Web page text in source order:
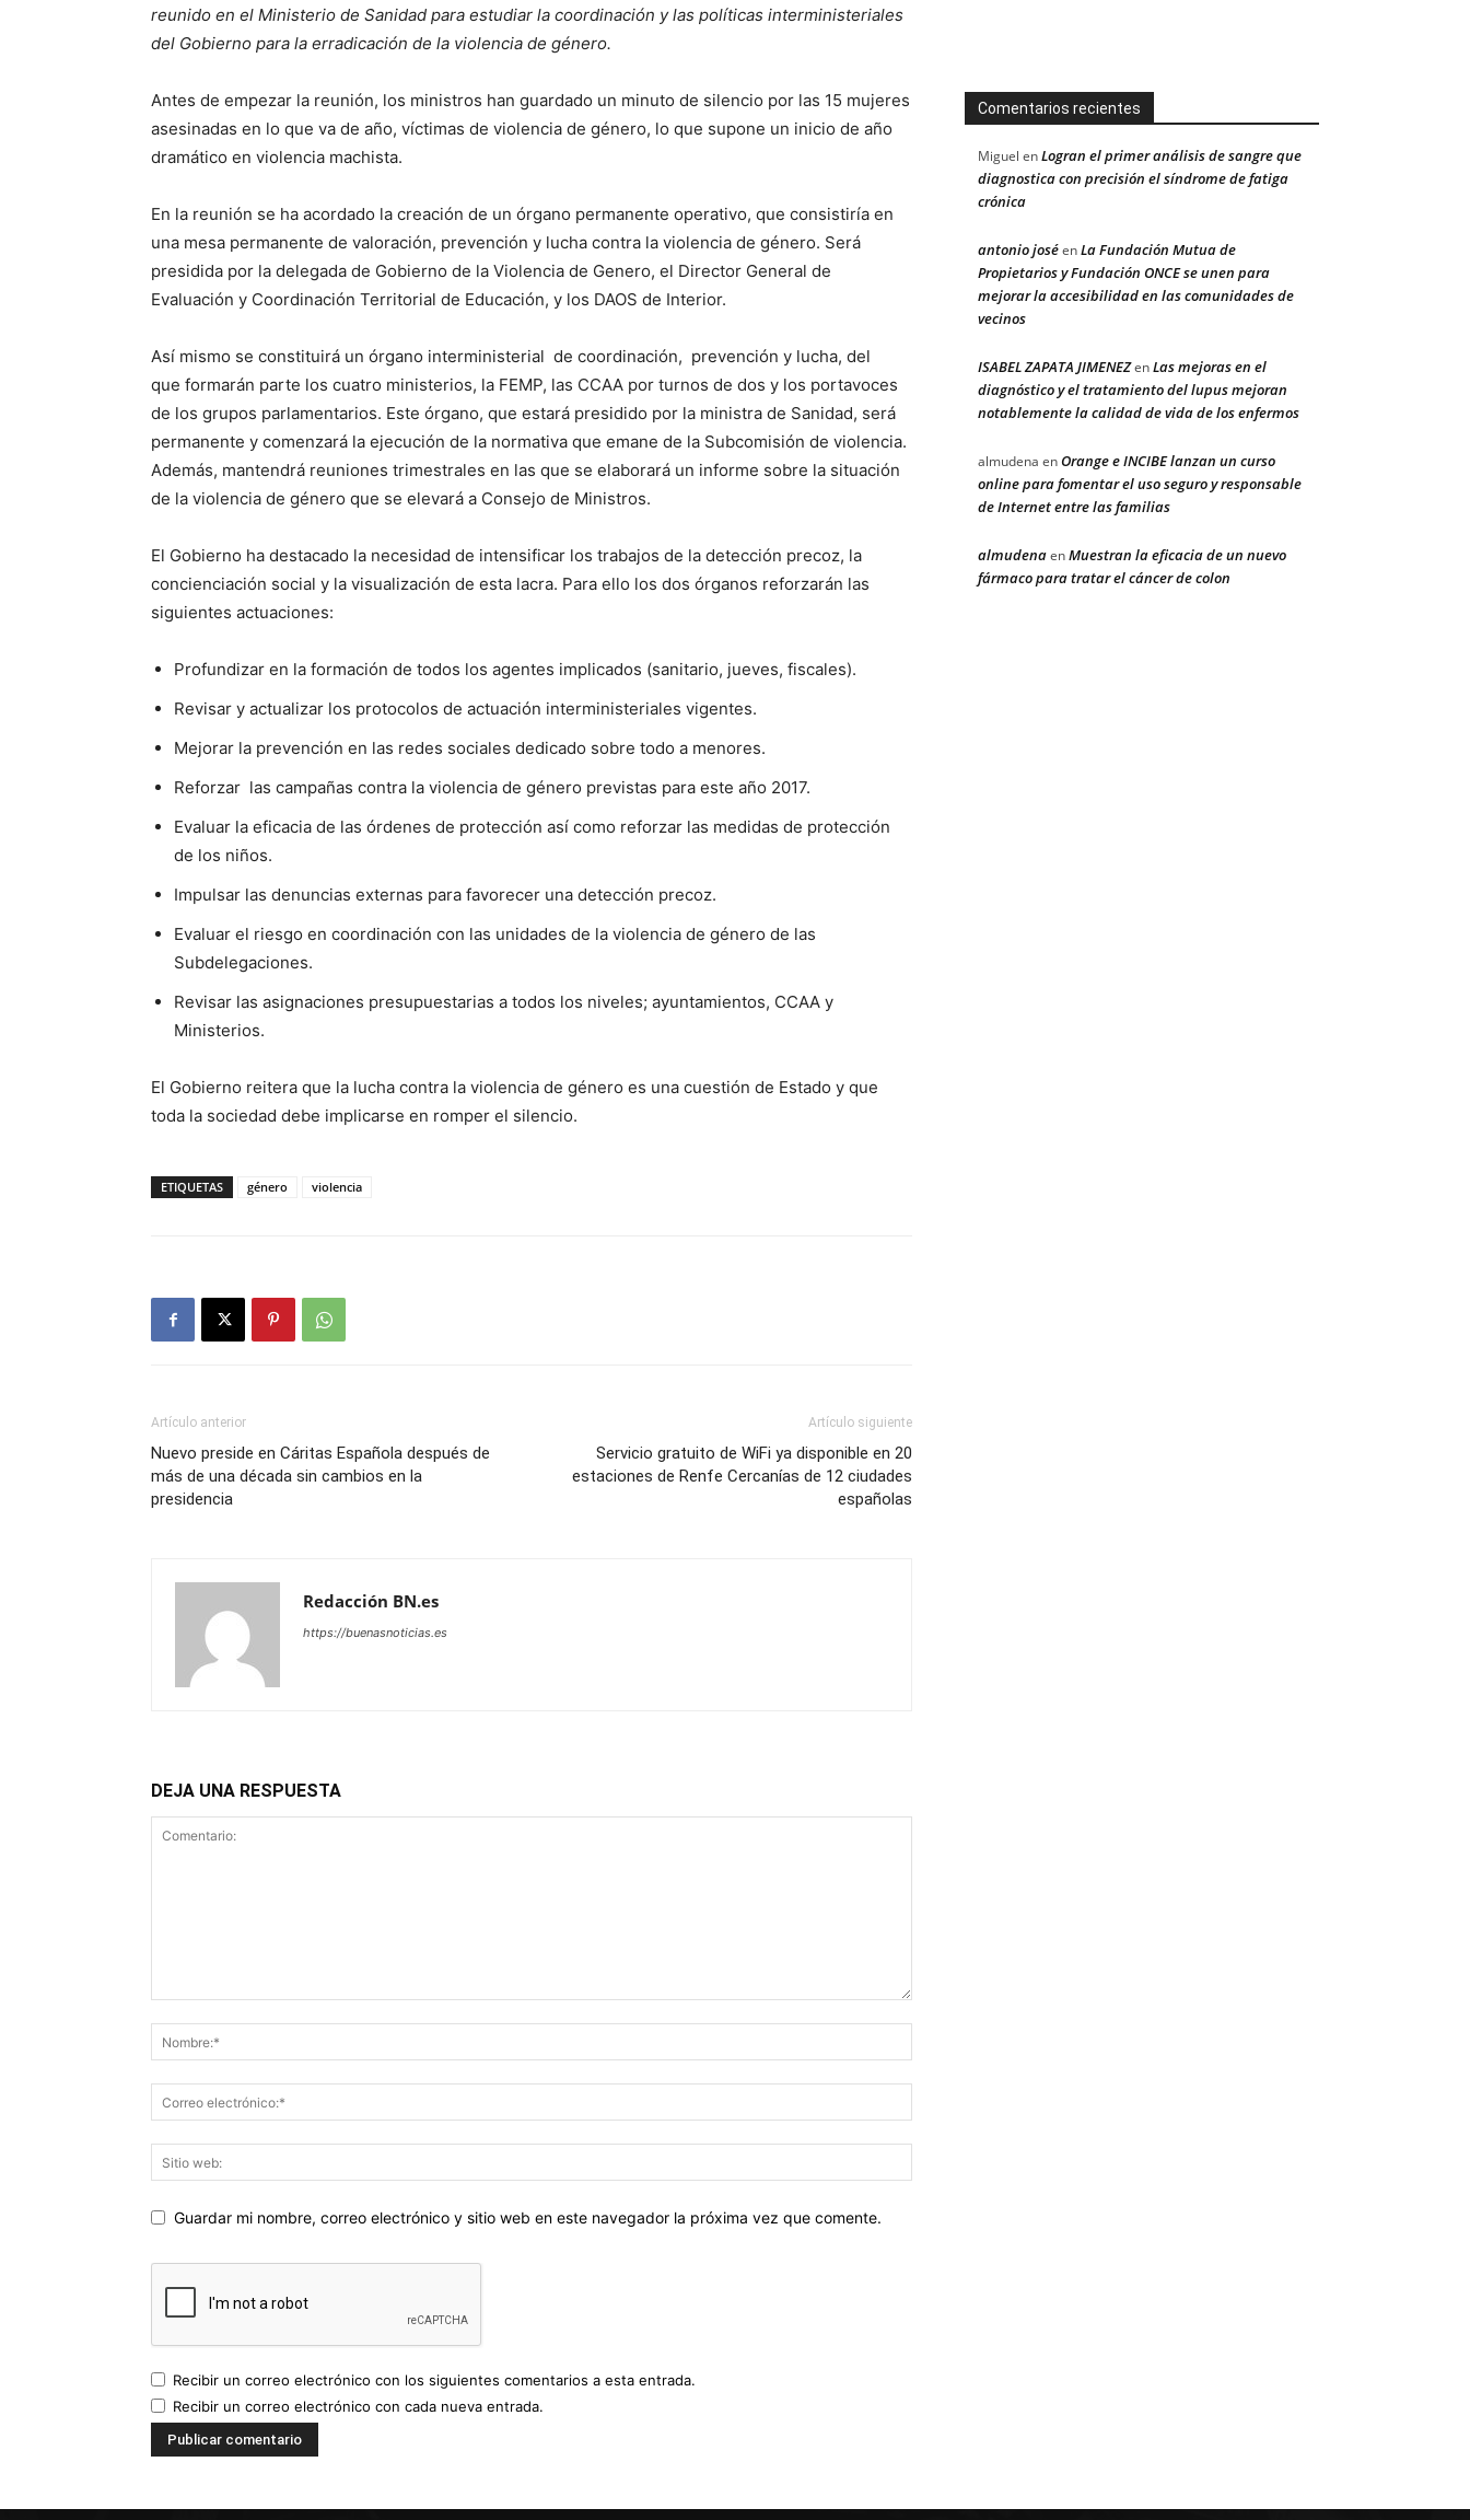
reunido en el Ministerio de Sanidad para estudiar la coordinación y las políticas interministeriales
del Gobierno para la erradicación de la violencia de género.
Antes de empezar la reunión, los ministros han guardado un minuto de silencio por las 15 mujeres
asesinadas en lo que va de año, víctimas de violencia de género, lo que supone un inicio de año
dramático en violencia machista.
En la reunión se ha acordado la creación de un órgano permanente operativo, que consistiría en
una mesa permanente de valoración, prevención y lucha contra la violencia de género. Será
presidida por la delegada de Gobierno de la Violencia de Genero, el Director General de
Evaluación y Coordinación Territorial de Educación, y los DAOS de Interior.
Así mismo se constituirá un órgano interministerial de coordinación, prevención y lucha, del
que formarán parte los cuatro ministerios, la FEMP, las CCAA por turnos de dos y los portavoces
de los grupos parlamentarios. Este órgano, que estará presidido por la ministra de Sanidad, será
permanente y comenzará la ejecución de la normativa que emane de la Subcomisión de violencia.
Además, mantendrá reuniones trimestrales en las que se elaborará un informe sobre la situación
de la violencia de género que se elevará a Consejo de Ministros.
El Gobierno ha destacado la necesidad de intensificar los trabajos de la detección precoz, la
concienciación social y la visualización de esta lacra. Para ello los dos órganos reforzarán las
siguientes actuaciones:
Profundizar en la formación de todos los agentes implicados (sanitario, jueves, fiscales).
Revisar y actualizar los protocolos de actuación interministeriales vigentes.
Mejorar la prevención en las redes sociales dedicado sobre todo a menores.
Reforzar las campañas contra la violencia de género previstas para este año 2017.
Evaluar la eficacia de las órdenes de protección así como reforzar las medidas de protección
de los niños.
Impulsar las denuncias externas para favorecer una detección precoz.
Evaluar el riesgo en coordinación con las unidades de la violencia de género de las
Subdelegaciones.
Revisar las asignaciones presupuestarias a todos los niveles; ayuntamientos, CCAA y
Ministerios.
El Gobierno reitera que la lucha contra la violencia de género es una cuestión de Estado y que
toda la sociedad debe implicarse en romper el silencio.
ETIQUETAS género violencia
Artículo anterior
Nuevo preside en Cáritas Española después de
más de una década sin cambios en la
presidencia
Artículo siguiente
Servicio gratuito de WiFi ya disponible en 20
estaciones de Renfe Cercanías de 12 ciudades
españolas
Redacción BN.es
https://buenasnoticias.es
DEJA UNA RESPUESTA
Guardar mi nombre, correo electrónico y sitio web en este navegador la próxima vez que comente.
Recibir un correo electrónico con los siguientes comentarios a esta entrada.
Recibir un correo electrónico con cada nueva entrada.
Comentarios recientes
Miguel enLogran el primer análisis de sangre que
diagnostica con precisión el síndrome de fatiga
crónica
antonio joséenLa Fundación Mutua de
Propietarios y Fundación ONCE se unen para
mejorar la accesibilidad en las comunidades de
vecinos
ISABEL ZAPATA JIMENEZenLas mejoras en el
diagnóstico y el tratamiento del lupus mejoran
notablemente la calidad de vida de los enfermos
almudena enOrange e INCIBE lanzan un curso
online para fomentar el uso seguro y responsable
de Internet entre las familias
almudenaenMuestran la eficacia de un nuevo
fármaco para tratar el cáncer de colon